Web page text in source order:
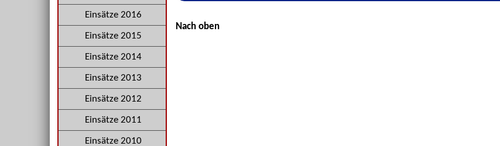
Nach oben
Einsätze 2016
Einsätze 2015
Einsätze 2014
Einsätze 2013
Einsätze 2012
Einsätze 2011
Einsätze 2010